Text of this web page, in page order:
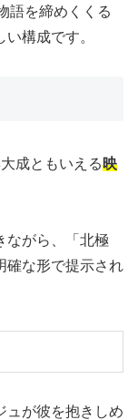
語を締めくくる
構成です。
成ともいえる映
ながら、「北極
確な形で提示され
ュが彼を抱きしめ